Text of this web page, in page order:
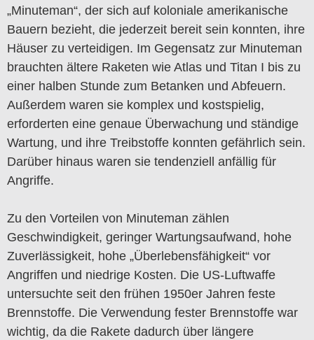
„Minuteman“, der sich auf koloniale amerikanische
Bauern bezieht, die jederzeit bereit sein konnten, ihre
Häuser zu verteidigen. Im Gegensatz zur Minuteman
brauchten ältere Raketen wie Atlas und Titan I bis zu
einer halben Stunde zum Betanken und Abfeuern.
Außerdem waren sie komplex und kostspielig,
erforderten eine genaue Überwachung und ständige
Wartung, und ihre Treibstoffe konnten gefährlich sein.
Darüber hinaus waren sie tendenziell anfällig für
Angriffe.
Zu den Vorteilen von Minuteman zählen
Geschwindigkeit, geringer Wartungsaufwand, hohe
Zuverlässigkeit, hohe „Überlebensfähigkeit“ vor
Angriffen und niedrige Kosten. Die US-Luftwaffe
untersuchte seit den frühen 1950er Jahren feste
Brennstoffe. Die Verwendung fester Brennstoffe war
wichtig, da die Rakete dadurch über längere